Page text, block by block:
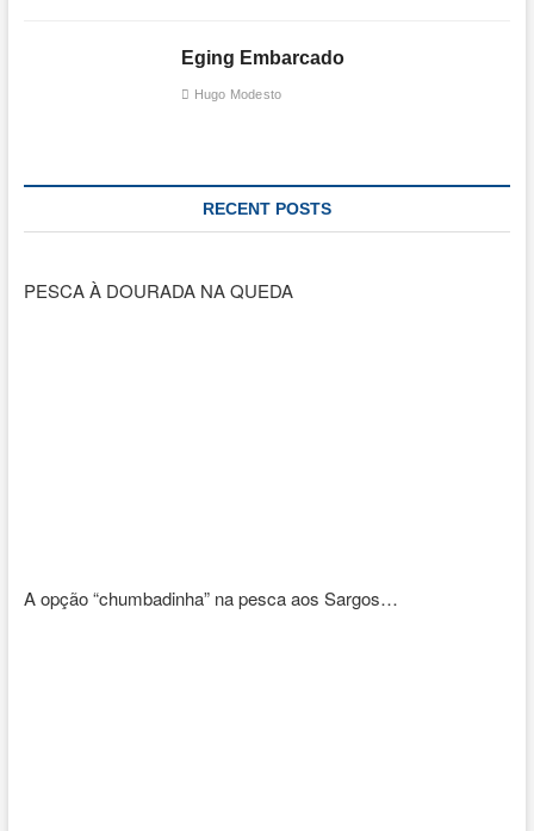
Eging Embarcado
Hugo Modesto
RECENT POSTS
PESCA À DOURADA NA QUEDA
A opção “chumbadinha” na pesca aos Sargos…